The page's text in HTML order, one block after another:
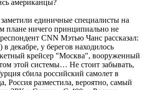
американцы?
единичные специалисты на
плане ничего принципиально не
CNN Мэтью Чанс рассказал:
декабре, у берегов находилось
крейсер "Москва", вооруженный
этой системы… Не стоит забывать,
сбила российский самолет в
Россия разместила, вероятно, самый